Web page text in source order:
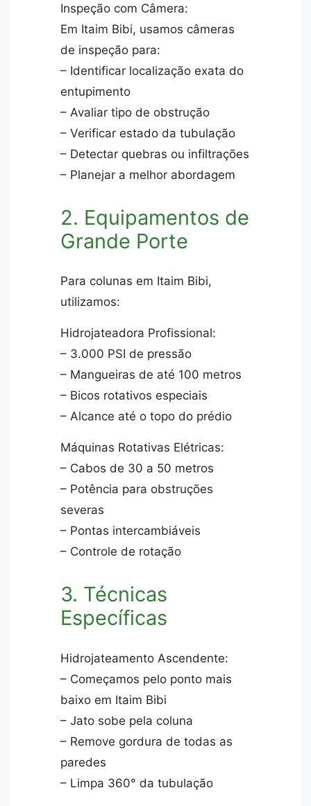
Inspeção com Câmera:
Em Itaim Bibi, usamos câmeras
de inspeção para:
– Identificar localização exata do
entupimento
– Avaliar tipo de obstrução
– Verificar estado da tubulação
– Detectar quebras ou infiltrações
– Planejar a melhor abordagem
2. Equipamentos de
Grande Porte
Para colunas em Itaim Bibi,
utilizamos:
Hidrojateadora Profissional:
– 3.000 PSI de pressão
– Mangueiras de até 100 metros
– Bicos rotativos especiais
– Alcance até o topo do prédio
Máquinas Rotativas Elétricas:
– Cabos de 30 a 50 metros
– Potência para obstruções
severas
– Pontas intercambiáveis
– Controle de rotação
3. Técnicas
Específicas
Hidrojateamento Ascendente:
– Começamos pelo ponto mais
baixo em Itaim Bibi
– Jato sobe pela coluna
– Remove gordura de todas as
paredes
– Limpa 360° da tubulação